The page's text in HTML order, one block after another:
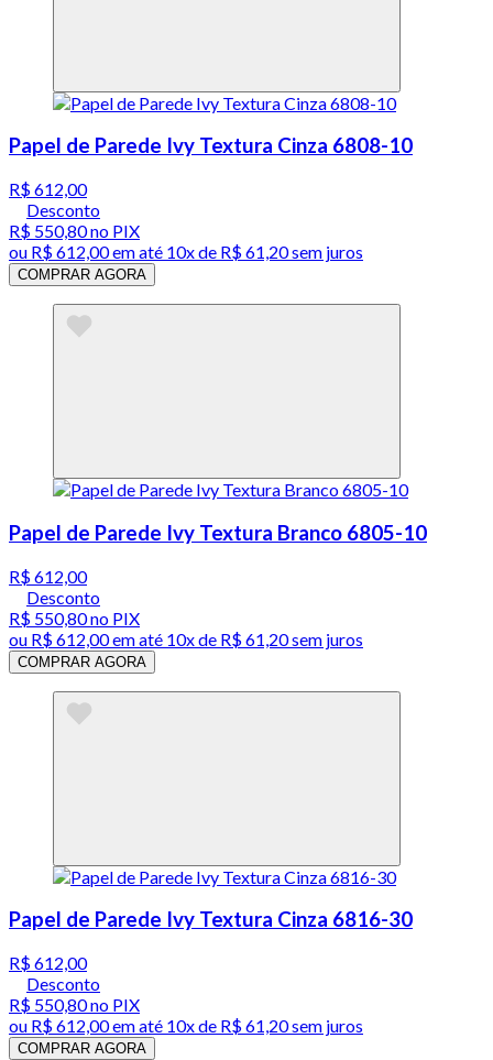
Papel de Parede Ivy Textura Cinza 6808-10
R$ 612,00
Desconto
R$ 550,80no PIX
ou R$ 612,00em até 10x de R$ 61,20 sem juros
COMPRAR AGORA
Papel de Parede Ivy Textura Branco 6805-10
R$ 612,00
Desconto
R$ 550,80no PIX
ou R$ 612,00em até 10x de R$ 61,20 sem juros
COMPRAR AGORA
Papel de Parede Ivy Textura Cinza 6816-30
R$ 612,00
Desconto
R$ 550,80no PIX
ou R$ 612,00em até 10x de R$ 61,20 sem juros
COMPRAR AGORA